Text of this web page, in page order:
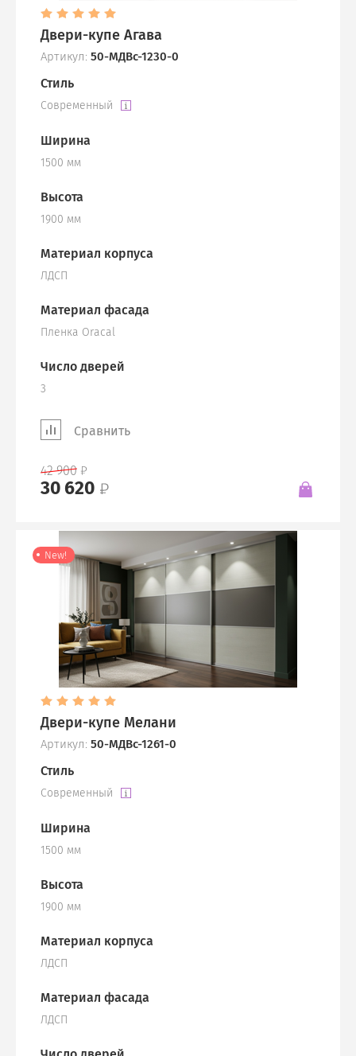
Двери-купе Агава
Артикул: 50-МДВс-1230-0
Стиль
Современный
Ширина
1500 мм
Высота
1900 мм
Материал корпуса
ЛДСП
Материал фасада
Пленка Oracal
Число дверей
3
Сравнить
42 900
30 620
New!
Двери-купе Мелани
Артикул: 50-МДВс-1261-0
Стиль
Современный
Ширина
1500 мм
Высота
1900 мм
Материал корпуса
ЛДСП
Материал фасада
ЛДСП